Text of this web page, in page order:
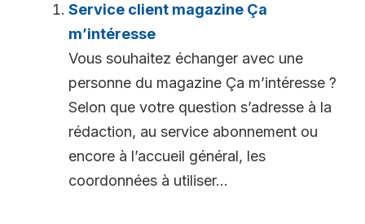
Service client magazine Ça
m’intéresse
Vous souhaitez échanger avec une
personne du magazine Ça m’intéresse ?
Selon que votre question s’adresse à la
rédaction, au service abonnement ou
encore à l’accueil général, les
coordonnées à utiliser...